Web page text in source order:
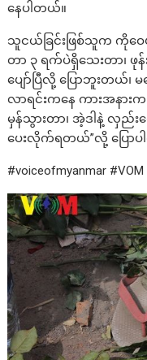
နေပါတယ်။
သူငယ်ခြင်းဖြစ်သူက ကိုဝ
တာ ၃ ရက်ပဲရှိသေးတာ၊
ပျော်ပြီလို့ ပြောဘူးတယ်
လာရင်းကနေ ကားအနား
မှန်သွားတာ၊ အဲ့ဒါနဲ့ လှည်း
ပေးလိုက်ရတယ်”လို့ ပြောပ
#voiceofmyanmar